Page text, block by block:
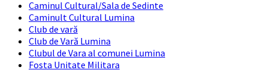
Caminul Cultural/Sala de Sedinte
Caminult Cultural Lumina
Club de vară
Club de Vară Lumina
Clubul de Vara al comunei Lumina
Fosta Unitate Militara